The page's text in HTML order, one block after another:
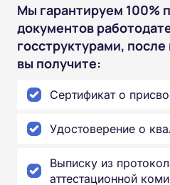
Мы гарантируем 100%
документов
госструктурами,
вы получите:
Сертификат о
Удостоверение о
Выписку из
аттестационной